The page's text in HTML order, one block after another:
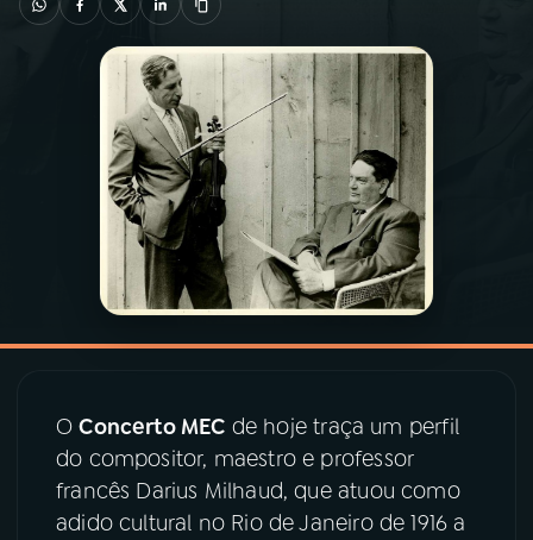
02A RÁDIO
PROGRAMAÇÃO
PROGRAMAS
PODCASTS
07ÚLTIMAS
08PRÊMIO RÁDIO MEC
OConcerto MEC de hoje traça um perfil
do compositor, maestro e professor
francês Darius Milhaud, que atuou como
adido cultural no Rio de Janeiro de 1916 a